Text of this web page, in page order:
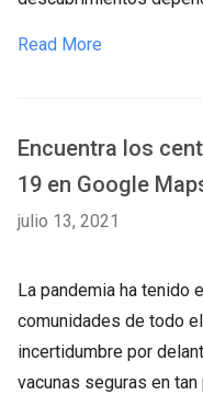
Read More
Encuentra los
19 en Google
julio 13, 2021
La pandemia ha tenido
comunidades de todo
incertidumbre por
vacunas seguras en